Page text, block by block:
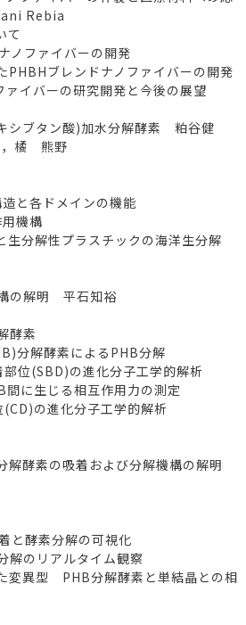
Rebia
て
ファイバーの開発
ブレンドナノファイバーの開発
イバーの研究開発と今後の展望
ブタン酸)加水分解酵素 粕谷健
，橘 熊野
と各ドメインの機能
機構
分解性プラスチックの海洋生分解
の解明 平石知裕
酵素
分解酵素によるPHB分解
位(SBD)の進化分子工学的解析
に生じる相互作用力の測定
の進化分子工学的解析
酵素の吸着および分解機構の解明
と酵素分解の可視化
のリアルタイム観察
変異型 PHB分解酵素と単結晶との相